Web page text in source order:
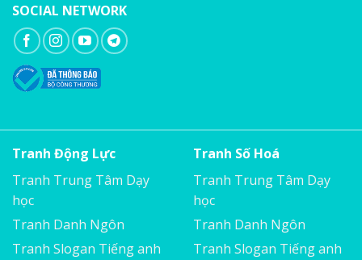
SOCIAL NETWORK
Tranh Động Lực
Tranh Trung Tâm Dạy
học
Tranh Danh Ngôn
Tranh Slogan Tiếng anh
Tranh Số Hoá
Tranh Trung Tâm Dạy
học
Tranh Danh Ngôn
Tranh Slogan Tiếng anh